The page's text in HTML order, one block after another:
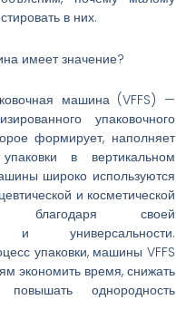
в них.
имеет значение?
машина (VFFS) —
упаковочного
формирует, наполняет
в вертикальном
широко используются
и косметической
благодаря своей
и универсальности.
упаковки, машины VFFS
экономить время, снижать
однородность